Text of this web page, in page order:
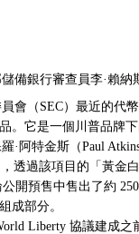
備銀行審查員李·賴納
會（SEC）最近的代
。它是一個川普品牌
·阿特金斯（Paul
透過該項目的「黃金
開預售中售出了約
成部分。
Liberty 協議建成之